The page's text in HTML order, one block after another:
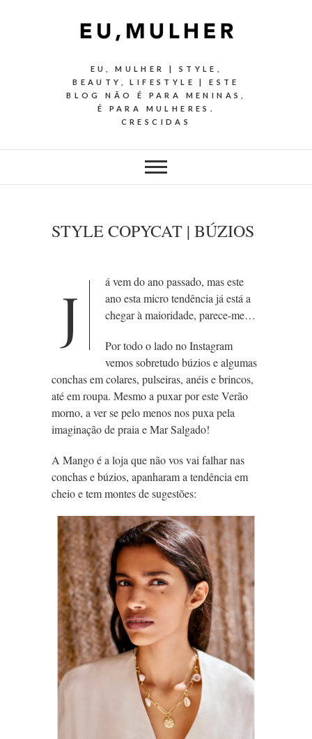
EU, MULHER | STYLE,
BEAUTY, LIFESTYLE | ESTE
BLOG NÃO É PARA MENINAS,
É PARA MULHERES.
CRESCIDAS
STYLE COPYCAT | BÚZIOS
J
á vem do ano passado, mas este
ano esta micro tendência já está a
chegar à maioridade, parece-me…
Por todo o lado no Instagram
vemos sobretudobúzios e algumas
conchas em colares, pulseiras, anéis e brincos,
até em roupa. Mesmo a puxar por este Verão
morno, a ver se pelo menos nos puxa pela
imaginação de praia e Mar Salgado!
A Mango é a loja que não vos vai falhar nas
conchas e búzios, apanharam a tendência em
cheio e tem montes de sugestões: